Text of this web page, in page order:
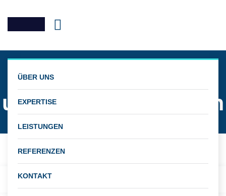
ÜBER UNS
EXPERTISE
LEISTUNGEN
REFERENZEN
KONTAKT
Posts classified
under:
H2-Produktion
2